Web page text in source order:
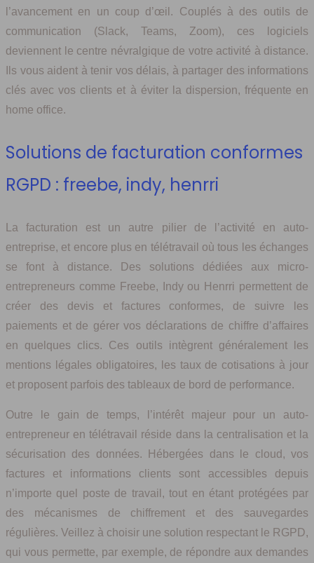
l’avancement en un coup d’œil. Couplés à des outils de
communication (Slack, Teams, Zoom), ces logiciels
deviennent le centre névralgique de votre activité à distance.
Ils vous aident à tenir vos délais, à partager des informations
clés avec vos clients et à éviter la dispersion, fréquente en
home office.
Solutions de facturation conformes
RGPD : freebe, indy, henrri
La facturation est un autre pilier de l’activité en auto-
entreprise, et encore plus en télétravail où tous les échanges
se font à distance. Des solutions dédiées aux micro-
entrepreneurs comme Freebe, Indy ou Henrri permettent de
créer des devis et factures conformes, de suivre les
paiements et de gérer vos déclarations de chiffre d’affaires
en quelques clics. Ces outils intègrent généralement les
mentions légales obligatoires, les taux de cotisations à jour
et proposent parfois des tableaux de bord de performance.
Outre le gain de temps, l’intérêt majeur pour un auto-
entrepreneur en télétravail réside dans la centralisation et la
sécurisation des données. Hébergées dans le cloud, vos
factures et informations clients sont accessibles depuis
n’importe quel poste de travail, tout en étant protégées par
des mécanismes de chiffrement et des sauvegardes
régulières. Veillez à choisir une solution respectant le RGPD,
qui vous permette, par exemple, de répondre aux demandes